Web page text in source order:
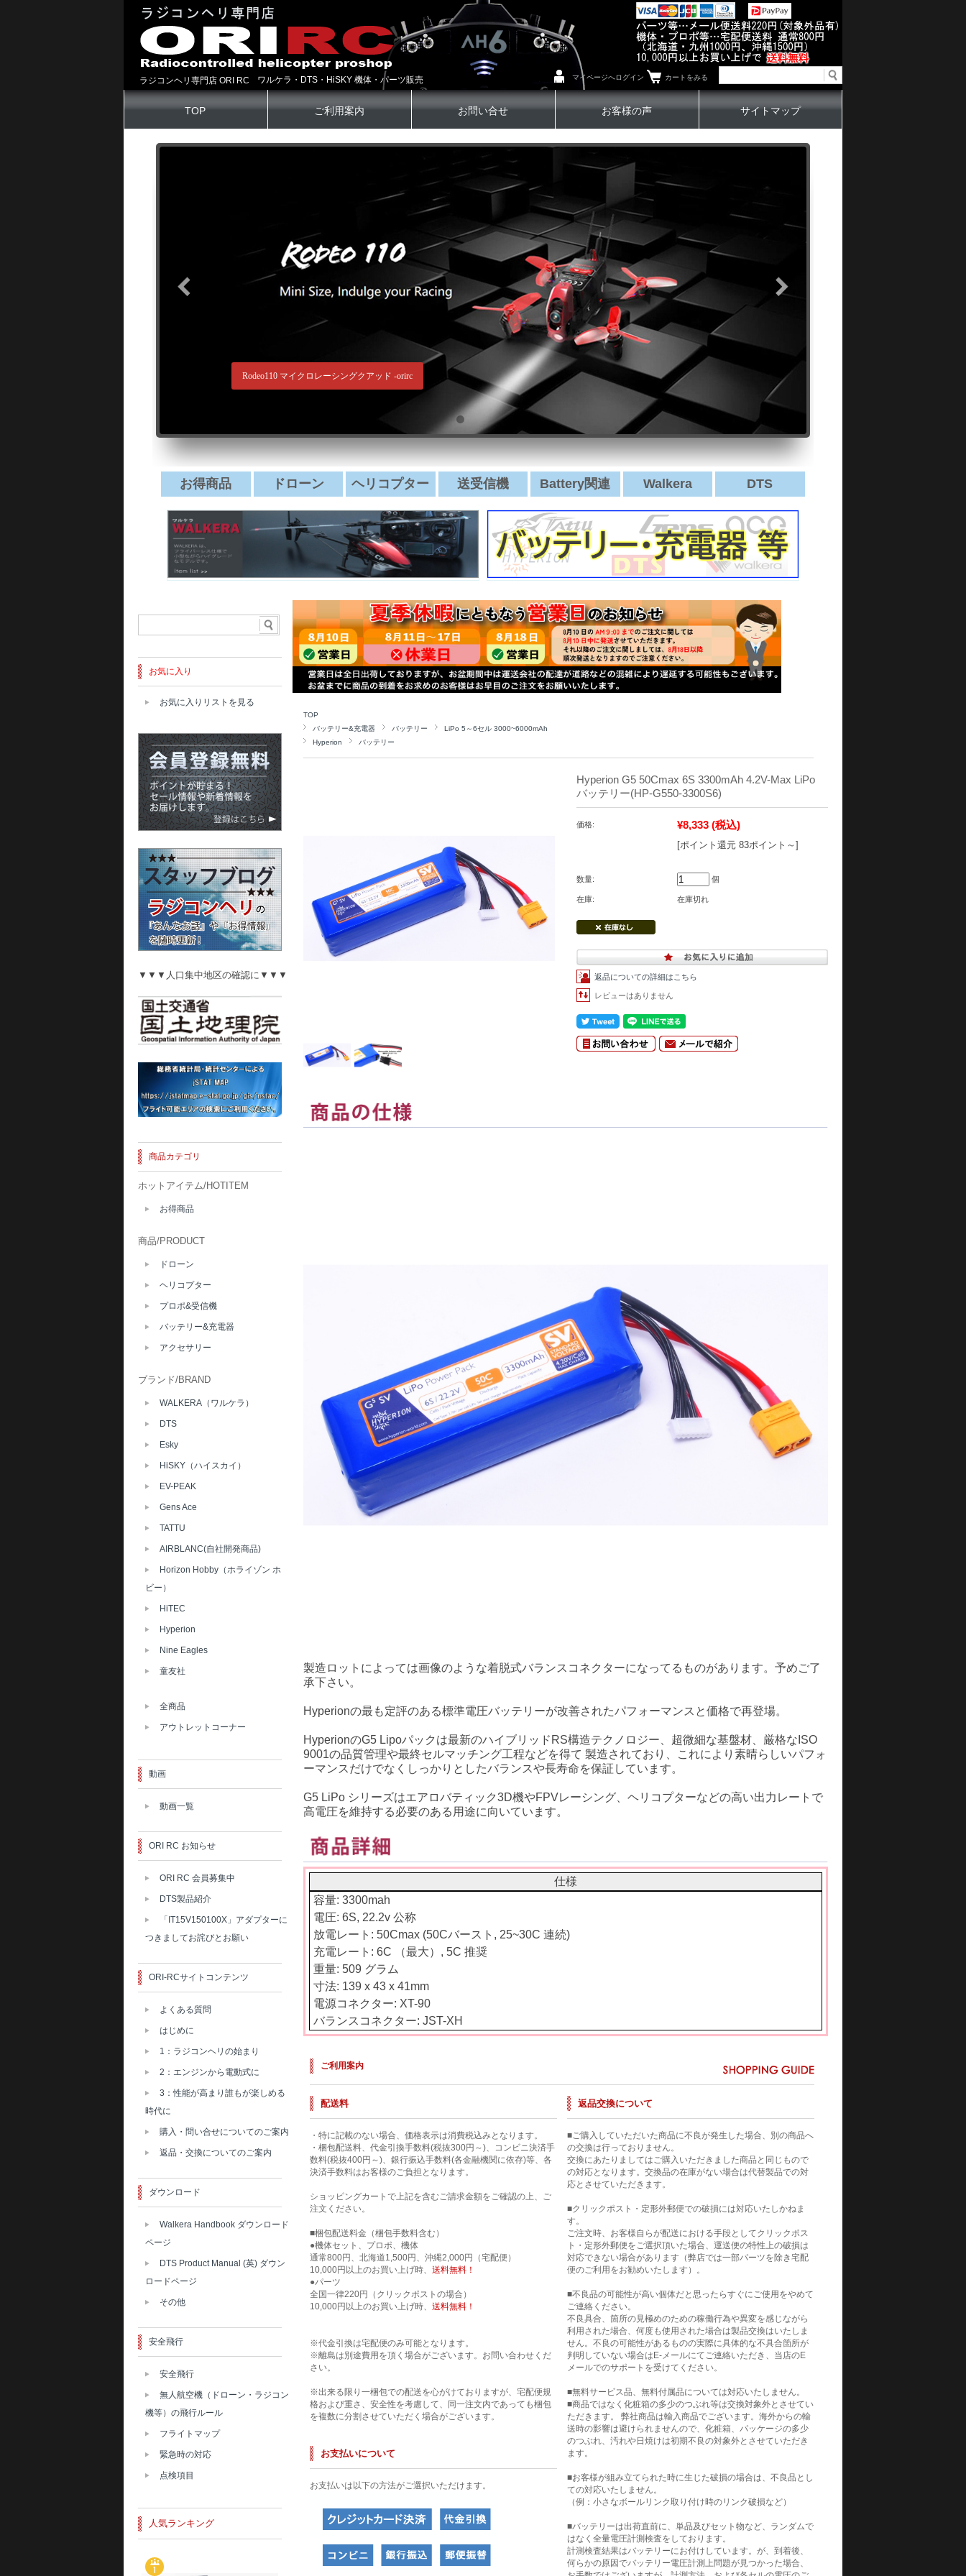
ラジコンヘリ専門店 ORI RC ワルケラ・DTS・HiSKY 機体・パーツ販売 マイページへログイン カートをみる
TOP ご利用案内 お問い合せ お客様の声 サイトマップ
TOP
バッテリー&充電器
バッテリー
LiPo 5～6セル 3000~6000mAh
Hyperion
バッテリー
Hyperion G5 50Cmax 6S 3300mAh 4.2V-Max LiPo
バッテリー(HP-G550-3300S6)
価格: ¥8,333 (税込)
[ポイント還元 83ポイント～]
数量: 個
在庫: 在庫切れ
返品についての詳細はこちら
レビューはありません
製造ロットによっては画像のような着脱式バランスコネクターになってるものがあります。予めご了
承下さい。
Hyperionの最も定評のある標準電圧バッテリーが改善されたパフォーマンスと価格で再登場。
HyperionのG5 Lipoパックは最新のハイブリッドRS構造テクノロジー、超微細な基盤材、厳格なISO
9001の品質管理や最終セルマッチング工程などを得て 製造されており、これにより素晴らしいパフォ
ーマンスだけでなくしっかりとしたバランスや長寿命を保証しています。
G5 LiPo シリーズはエアロバティック3D機やFPVレーシング、ヘリコプターなどの高い出力レートで
高電圧を維持する必要のある用途に向いています。
仕様
容量: 3300mah
電圧: 6S, 22.2v 公称
放電レート: 50Cmax (50Cバースト, 25~30C 連続)
充電レート: 6C （最大）, 5C 推奨
重量: 509 グラム
寸法: 139 x 43 x 41mm
電源コネクター: XT-90
バランスコネクター: JST-XH
ご利用案内
配送料
・特に記載のない場合、価格表示は消費税込みとなります。
・梱包配送料、代金引換手数料(税抜300円～)、コンビニ決済手
数料(税抜400円～)、銀行振込手数料(各金融機関に依存)等、各
決済手数料はお客様のご負担となります。
ショッピングカートで上記を含むご請求金額をご確認の上、ご
注文ください。
■梱包配送料金（梱包手数料含む）
●機体セット、プロポ、機体
通常800円、北海道1,500円、沖縄2,000円（宅配便）
10,000円以上のお買い上げ時、 送料無料！
●パーツ
全国一律220円（クリックポストの場合）
10,000円以上のお買い上げ時、 送料無料！
※代金引換は宅配便のみ可能となります。
※離島は別途費用を頂く場合がございます。お問い合わせくだ
さい。
※出来る限り一梱包での配送を心がけておりますが、宅配便規
格および重さ、安全性を考慮して、同一注文内であっても梱包
を複数に分割させていただく場合がございます。
お支払いについて
お支払いは以下の方法がご選択いただけます。
返品交換について
■ご購入していただいた商品に不良が発生した場合、別の商品へ
の交換は行っておりません。
交換にあたりましてはご購入いただきました商品と同じもので
の対応となります。交換品の在庫がない場合は代替製品での対
応とさせていただきます。
■クリックポスト・定形外郵便での破損には対応いたしかねま
す。
ご注文時、お客様自らが配送における手段としてクリックポス
ト・定形外郵便をご選択頂いた場合、運送便の特性上の破損は
対応できない場合があります（弊店では一部パーツを除き宅配
便のご利用をお勧めいたします）。
■不良品の可能性が高い個体だと思ったらすぐにご使用をやめて
ご連絡ください。
不良具合、箇所の見極めのための稼働行為や異変を感じながら
利用された場合、何度も使用された場合は製品交換はいたしま
せん。不良の可能性があるものの実際に具体的な不具合箇所が
判明していない場合はE-メールにてご連絡いただき、当店のE
メールでのサポートを受けてください。
■無料サービス品、無料付属品については対応いたしません。
■商品ではなく化粧箱の多少のつぶれ等は交換対象外とさせてい
ただきます。 弊社商品は輸入商品でございます。海外からの輸
送時の影響は避けられませんので、化粧箱、パッケージの多少
のつぶれ、汚れや日焼けは初期不良の対象外とさせていただき
ます。
■お客様が組み立てられた時に生じた破損の場合は、不良品とし
ての対応いたしません。
（例：小さなボールリンク取り付け時のリンク破損など）
■バッテリーは出荷直前に、単品及びセット物など、ランダムで
はなく全量電圧計測検査をしております。
計測検査結果はバッテリーにお付けしています。が、到着後、
何らかの原因でバッテリー電圧計測上問題が見つかった場合、
お気に入り
お気に入りリストを見る
▼▼▼人口集中地区の確認に▼▼▼
商品カテゴリ
ホットアイテム/HOTITEM
お得商品
商品/PRODUCT
ドローン
ヘリコプター
プロポ&受信機
バッテリー&充電器
アクセサリー
ブランド/BRAND
WALKERA（ワルケラ）
DTS
Esky
HiSKY（ハイスカイ）
EV-PEAK
Gens Ace
TATTU
AIRBLANC(自社開発商品)
Horizon Hobby（ホライゾン ホ
ビー）
HiTEC
Hyperion
Nine Eagles
童友社
全商品
アウトレットコーナー
動画
動画一覧
ORI RC お知らせ
ORI RC 会員募集中
DTS製品紹介
「IT15V150100X」アダプターに
つきましてお詫びとお願い
ORI-RCサイトコンテンツ
よくある質問
はじめに
1：ラジコンヘリの始まり
2：エンジンから電動式に
3：性能が高まり誰もが楽しめる
時代に
購入・問い合せについてのご案内
返品・交換についてのご案内
ダウンロード
Walkera Handbook ダウンロード
ページ
DTS Product Manual (英) ダウン
ロードページ
その他
安全飛行
安全飛行
無人航空機（ドローン・ラジコン
機等）の飛行ルール
フライトマップ
緊急時の対応
点検項目
人気ランキング